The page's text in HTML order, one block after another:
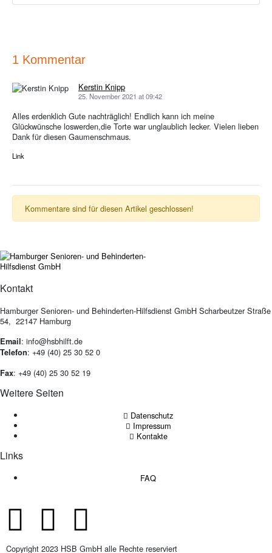
1 Kommentar
Kerstin Knipp
25. November 2021 at 09:42
Alles erdenklich Gute nachträglich! Endlich kann ich meine
Glückwünsche loswerden,die Torte war unglaublich lecker. Vielen lieben
Dank für diesen Gaumenschmaus.
Link
Kommentare sind für diesen Artikel geschlossen!
Kontakt
Hamburger Senioren- und Behinderten-Hilfsdienst GmbH Scharbeutzer Straße
54, 22147 Hamburg
Email: info@hsbhilft.de
Telefon: +49 (40) 25 30 52 0
Fax: +49 (40) 25 30 52 19
Weitere Seiten
Datenschutz
Impressum
Kontakte
Links
FAQ
Copyright 2023 HSB GmbH alle Rechte reserviert